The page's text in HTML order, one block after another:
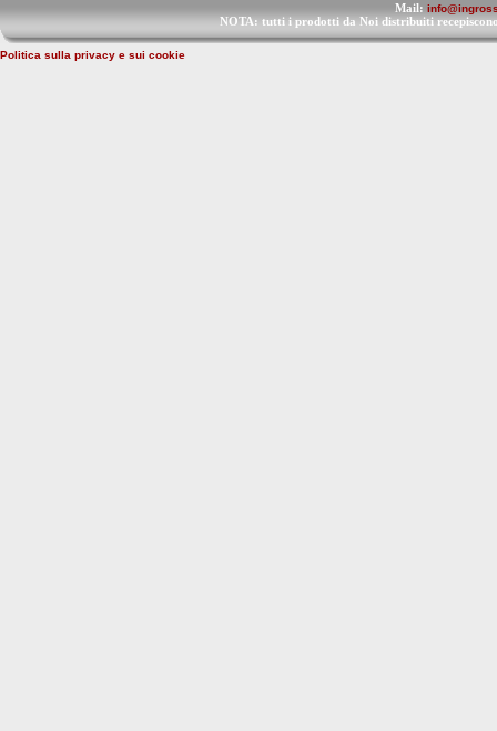
Mail:
NOTA: tutti i prodotti da Noi distribuiti
Politica sulla privacy e sui cookie